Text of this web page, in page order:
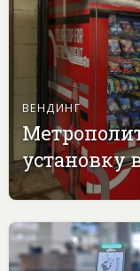
ВЕНДИНГ
установку